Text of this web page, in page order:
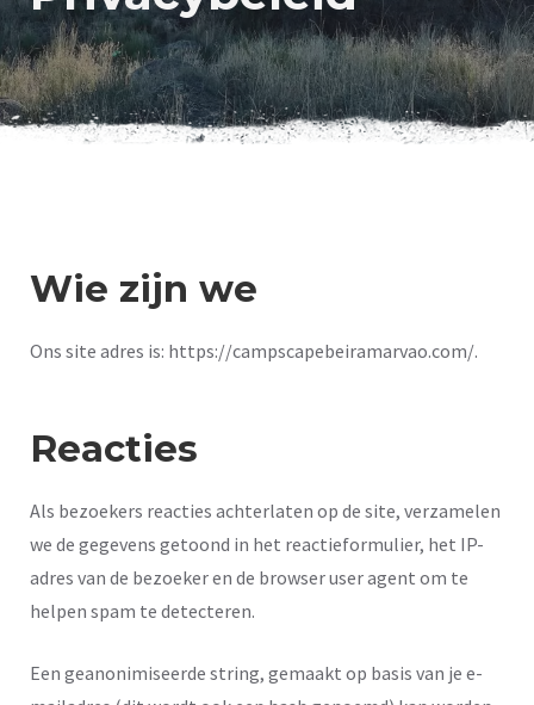
Wie zijn we
Ons site adres is: https://campscapebeiramarvao.com/.
Reacties
Als bezoekers reacties achterlaten op de site, verzamelen
we de gegevens getoond in het reactieformulier, het IP-
adres van de bezoeker en de browser user agent om te
helpen spam te detecteren.
Een geanonimiseerde string, gemaakt op basis van je e-